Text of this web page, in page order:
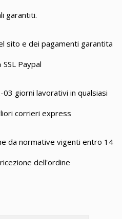
garantiti.
sito e dei pagamenti garantita
Paypal
03 giorni lavorativi in qualsiasi
corrieri express
da normative vigenti entro 14
dell'ordine